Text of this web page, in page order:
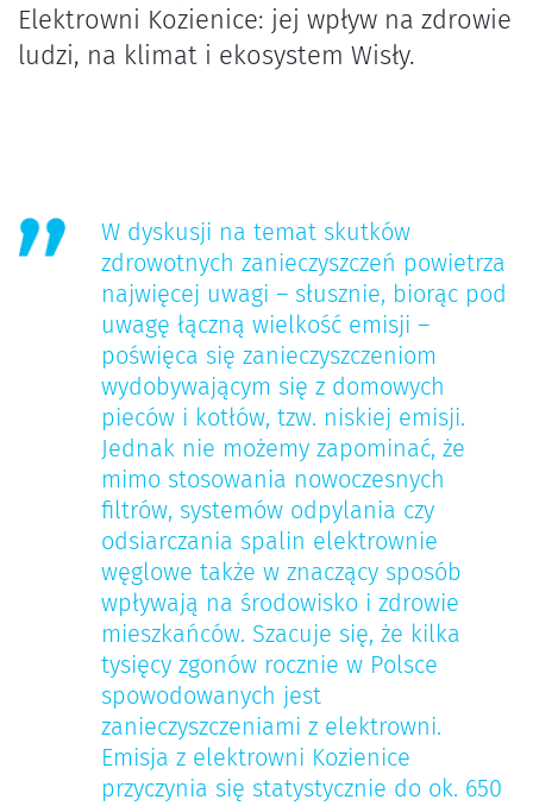
Elektrowni Kozienice: jej wpływ na zdrowie
ludzi, na klimat i ekosystem Wisły.
W dyskusji na temat skutków
zdrowotnych zanieczyszczeń powietrza
najwięcej uwagi – słusznie, biorąc pod
uwagę łączną wielkość emisji –
poświęca się zanieczyszczeniom
wydobywającym się z domowych
pieców i kotłów, tzw. niskiej emisji.
Jednak nie możemy zapominać, że
mimo stosowania nowoczesnych
filtrów, systemów odpylania czy
odsiarczania spalin elektrownie
węglowe także w znaczący sposób
wpływają na środowisko i zdrowie
mieszkańców. Szacuje się, że kilka
tysięcy zgonów rocznie w Polsce
spowodowanych jest
zanieczyszczeniami z elektrowni.
Emisja z elektrowni Kozienice
przyczynia się statystycznie do ok. 650